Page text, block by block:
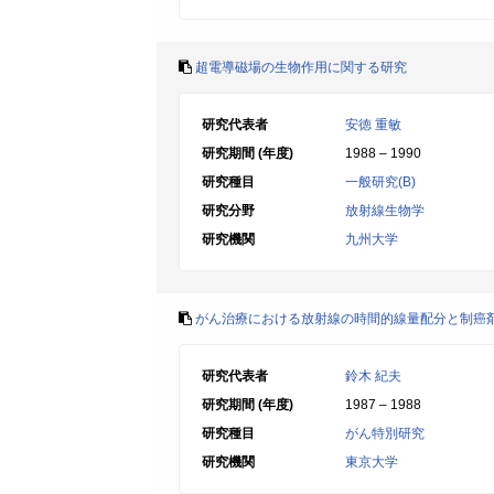
超電導磁場の生物作用に関する研究
研究代表者
安徳 重敏
研究期間 (年度)
1988 – 1990
研究種目
一般研究(B)
研究分野
放射線生物学
研究機関
九州大学
がん治療における放射線の時間的線量配分と制癌
研究代表者
鈴木 紀夫
研究期間 (年度)
1987 – 1988
研究種目
がん特別研究
研究機関
東京大学